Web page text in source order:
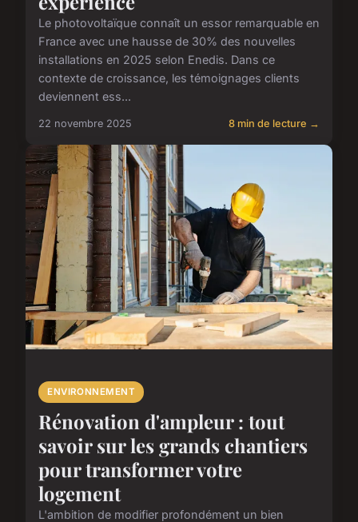
Le photovoltaïque connaît un essor remarquable en
France avec une hausse de 30% des nouvelles
installations en 2025 selon Enedis. Dans ce
contexte de croissance, les témoignages clients
deviennent ess...
22 novembre 2025 8 min de lecture →
ENVIRONNEMENT
Rénovation d'ampleur : tout
savoir sur les grands chantiers
pour transformer votre
logement
L'ambition de modifier profondément un bien